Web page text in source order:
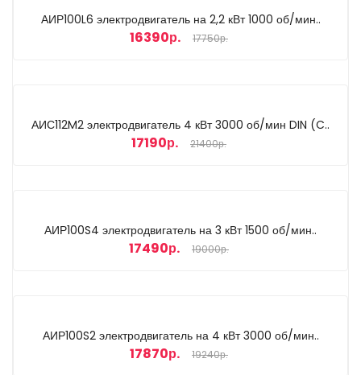
АИР100L6 электродвигатель на 2,2 кВт 1000 об/мин..
16390р. 17750р.
АИС112M2 электродвигатель 4 кВт 3000 об/мин DIN (C..
17190р. 21400р.
АИР100S4 электродвигатель на 3 кВт 1500 об/мин..
17490р. 19000р.
АИР100S2 электродвигатель на 4 кВт 3000 об/мин..
17870р. 19240р.